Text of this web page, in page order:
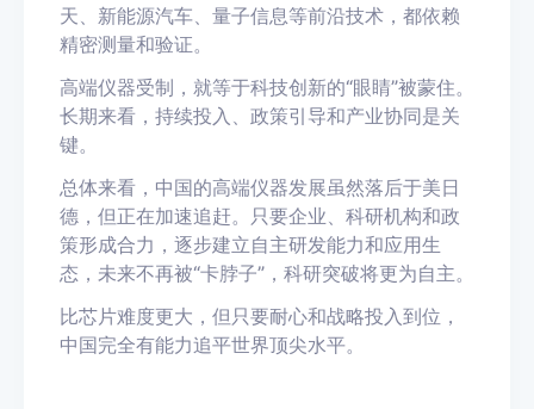
天、新能源汽车、量子信息等前沿技术，都依赖
精密测量和验证。
高端仪器受制，就等于科技创新的“眼睛”被蒙住。
长期来看，持续投入、政策引导和产业协同是关
键。
总体来看，中国的高端仪器发展虽然落后于美日
德，但正在加速追赶。只要企业、科研机构和政
策形成合力，逐步建立自主研发能力和应用生
态，未来不再被“卡脖子”，科研突破将更为自主。
比芯片难度更大，但只要耐心和战略投入到位，
中国完全有能力追平世界顶尖水平。